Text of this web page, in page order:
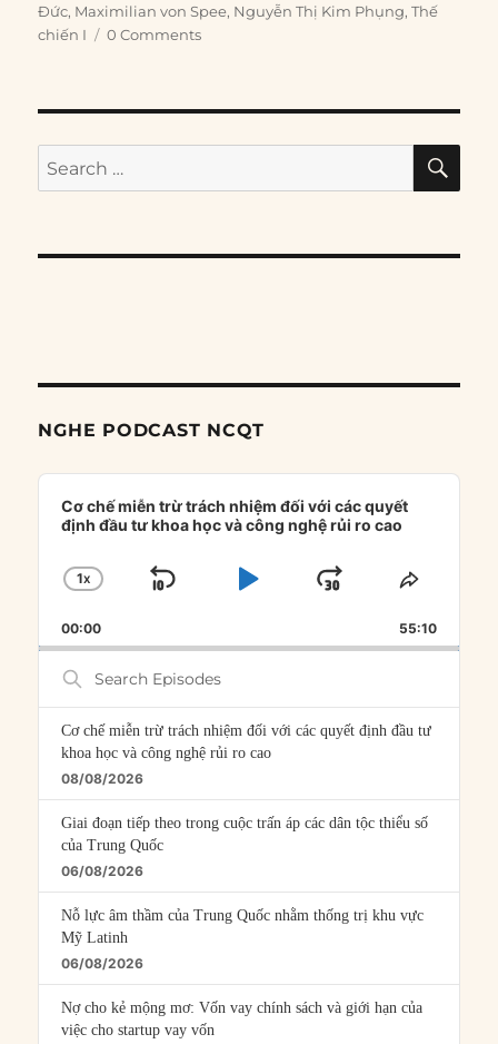
Đức, Maximilian von Spee, Nguyễn Thị Kim Phụng,Thế
chiến I
0 Comments
Search
for:
NGHE PODCAST NCQT
Audio
Player
Cơ chế miễn trừ trách nhiệm đối với các quyết
định đầu tư khoa học và công nghệ rủi ro cao
CHANGE
RATE
1X
SKIP
PLAYJUMP
FORWARD
SHARE
00:00 55:10
Search
Episodes
Cơ chế miễn trừ trách nhiệm đối với các quyết định đầu tư
khoa học và công nghệ rủi ro cao
08/08/2026
Giai đoạn tiếp theo trong cuộc trấn áp các dân tộc thiểu số
của Trung Quốc
06/08/2026
Nỗ lực âm thầm của Trung Quốc nhằm thống trị khu vực
Mỹ Latinh
06/08/2026
Nợ cho kẻ mộng mơ: Vốn vay chính sách và giới hạn của
việc cho startup vay vốn